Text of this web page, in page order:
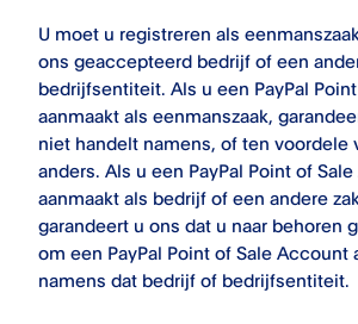
U moet u registreren als
ons geaccepteerd bedrijf of een
bedrijfsentiteit. Als u een PayPal
aanmaakt als eenmanszaak,
niet handelt namens, of ten voordele
anders. Als u een PayPal Point of Sale
aanmaakt als bedrijf of een andere
garandeert u ons dat u naar behoren
om een ​​ PayPal Point of Sale Account
namens dat bedrijf of bedrijfsentiteit.